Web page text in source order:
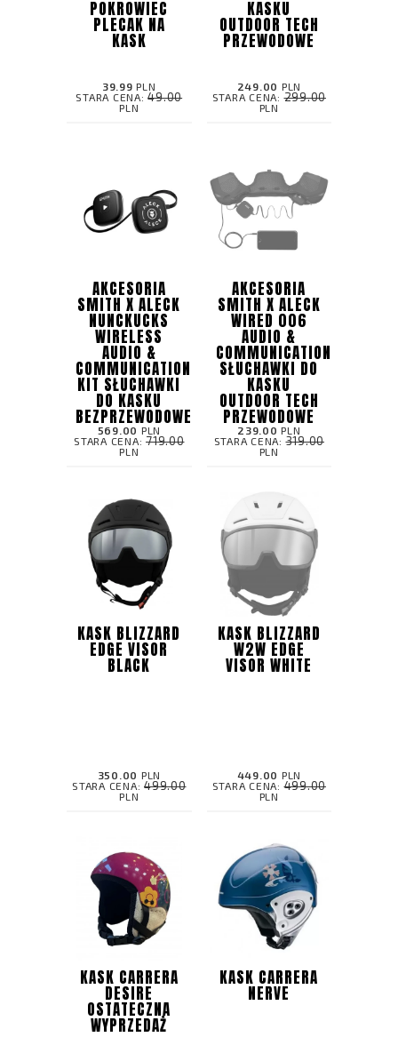
POKROWIEC
PLECAK NA
KASK
39.99 PLN
STARA CENA:49.00
PLN
KASKU
OUTDOOR TECH
PRZEWODOWE
249.00 PLN
STARA CENA:299.00
PLN
AKCESORIA
SMITH X ALECK
NUNCKUCKS
WIRELESS
AUDIO &
COMMUNICATION
KIT SŁUCHAWKI
DO KASKU
BEZPRZEWODOWE
569.00 PLN
STARA CENA: 719.00
PLN
AKCESORIA
SMITH X ALECK
WIRED 006
AUDIO &
COMMUNICATION KIT
SŁUCHAWKI DO
KASKU
OUTDOOR TECH
PRZEWODOWE
239.00 PLN
STARA CENA:319.00
PLN
KASK BLIZZARD
EDGE VISOR
BLACK
350.00 PLN
STARA CENA: 499.00
PLN
KASK BLIZZARD
W2W EDGE
VISOR WHITE
449.00 PLN
STARA CENA:499.00
PLN
KASK CARRERA
DESIRE
OSTATECZNA
WYPRZEDAŻ
KASK CARRERA
NERVE